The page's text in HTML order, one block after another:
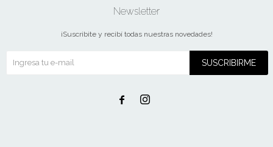
Newsletter
¡Suscribite y recibí todas nuestras novedades!
SUSCRIBIRME
 